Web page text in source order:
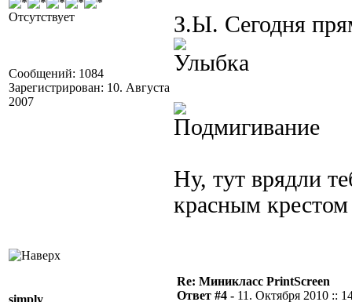
Отсутствует
Сообщений: 1084
Зарегистрирован: 10. Августа
2007
З.Ы. Сегодня
Ну, тут врядли
красным крестом
simply
Re: Миникласс PrintScreen
Ответ #4 - 11. Октября 2010 ::